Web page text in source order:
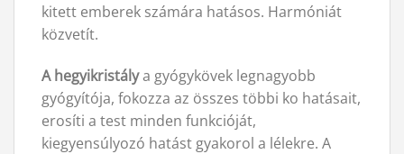
kitett emberek számára hatásos. Harmóniát
közvetít.
A hegyikristálya gyógykövek legnagyobb
gyógyítója, fokozza az összes többi ko hatásait,
erosíti a test minden funkcióját,
kiegyensúlyozó hatást gyakorol a lélekre. A